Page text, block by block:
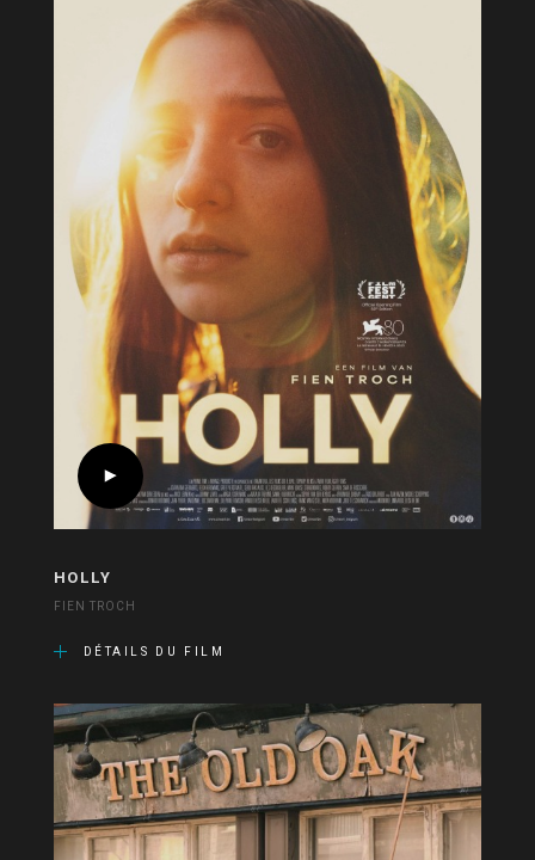
HOLLY
FIEN TROCH
DÉTAILS DU FILM